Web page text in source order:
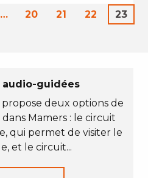
… 20 21 22 23
audio-guidées
propose deux options de
Mamers : le circuit
qui permet de visiter le
et le circuit...